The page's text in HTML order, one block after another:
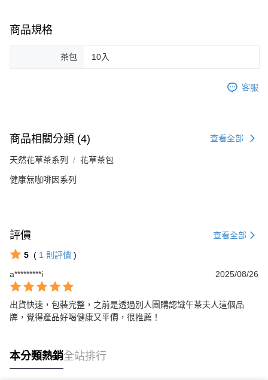
商品規格
茶包 10入
客服
商品相關分類 (4) 查看全部
天然花草茶系列 花草茶包
健康無咖啡因系列
評價 查看全部
5 ( 1 則評價 )
a*********i
2025/08/26
出貨快速，包裝完整，之前是透過別人團購認識午茶夫人這個品
牌，覺得產品好喝健康又平價，很推薦！
本分類熱銷全站排行